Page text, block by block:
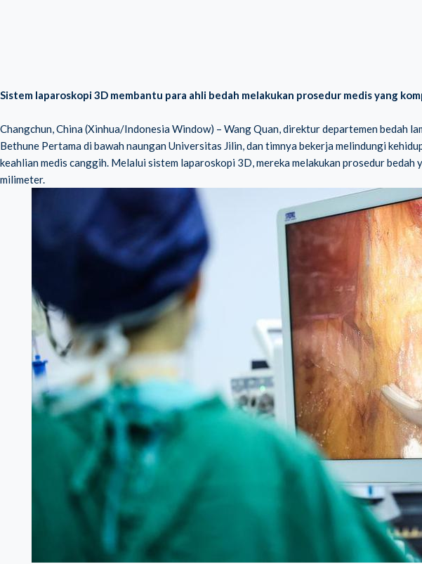
Sistem laparoskopi 3D membantu para ahli bedah melakukan prosedur medis yang
Changchun, China (Xinhua/Indonesia Window) – Wang Quan, direktur departemen bedah
Bethune Pertama di bawah naungan Universitas Jilin, dan timnya bekerja melindungi
keahlian medis canggih. Melalui sistem laparoskopi 3D, mereka melakukan prosedur
milimeter.